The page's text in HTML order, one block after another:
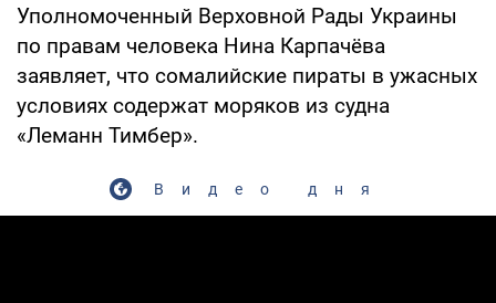
Уполномоченный Верховной Рады Украины
по правам человека Нина Карпачёва
заявляет, что сомалийские пираты в ужасных
условиях содержат моряков из судна
«Леманн Тимбер».
Видео дня